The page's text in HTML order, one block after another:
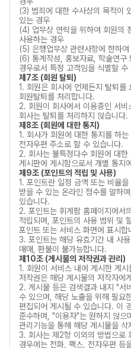
(3) 범죄에 대한 수사상의 목적이
있는 경우
(4) 업무상 연락을 위하여 회원의
사용하는 경우
(5) 은행업무상 관련사항에 한하
(6) 통계작성, 홍보자료, 학술연구
경우로서 특정 고객임을 식별할
제7조 (회원 탈퇴)
1. 회원은 회사에 언제든지 탈퇴를
회원탈퇴를 처리합니다.
2. 회원이 회사에서 이용중인 서
회사는 탈퇴를 처리하지 않습니다.
제8조 (회원에 대한 통지)
1. 회사가 회원에 대한 통지를 하
전자우편 주소로 할 수 있습니다.
2. 회사는 불특정다수 회원에 대한
게시판에 게시함으로서 개별 통지
제9조 (포인트의 적립 및 사용)
1. 포인트란 일정 금액 또는 비율
받을 수 있는 온라인 점수를 말하
있습니다.
2. 포인트는 휘게팜 홈페이지에서
적립되며, 포인트의 사용 범위 및
포인트 또는 서비스 화면에 표시합
3. 포인트는 해당 유효기간 내 사
매매, 환불이 불가능합니다.
제10조 (게시물의 저작권과 관리)
1. 회원이 서비스 내에 게시한 게
저작권은 해당 게시물의 저작자에
2. 게시물 등은 검색결과 내지 "서
수 있으며, 해당 노출을 위해 필요
편집되어 게시될 수 있습니다. 이
준수하며, "이용자"는 원하지 않으
관리기능을 통해 해당 게시물을 삭
3. 회사는 제2항 이외의 방법으로
경우에는 전화, 팩스, 전자우편 등